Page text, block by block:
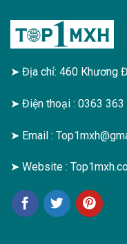
➤ Địa chỉ: 460 Khương
➤ Điện thoại : 0363 363
➤ Email :
➤ Website :